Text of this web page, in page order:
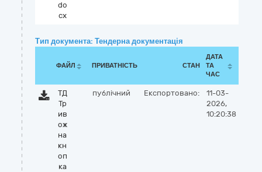
do
cx
Тип документа: Тендерна документація
ФАЙЛ ПРИВАТНІСТЬ СТАН
ДАТА
ТА
ЧАС
ТД
Тр
ив
ож
на
кн
оп
ка
публічний Експортовано:
11-03-
2026,
10:20:38